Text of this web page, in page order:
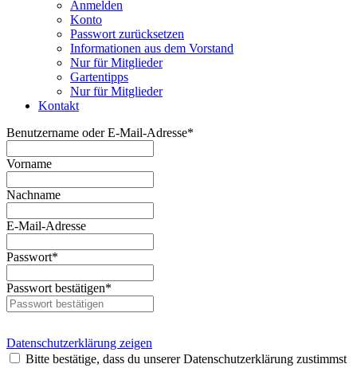
Anmelden
Konto
Passwort zurücksetzen
Informationen aus dem Vorstand
Nur für Mitglieder
Gartentipps
Nur für Mitglieder
Kontakt
Benutzername oder E-Mail-Adresse*
Vorname
Nachname
E-Mail-Adresse
Passwort*
Passwort bestätigen*
Datenschutzerklärung zeigen
Bitte bestätige, dass du unserer Datenschutzerklärung zustimmst